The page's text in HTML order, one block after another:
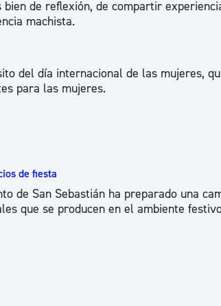
Turismo
Portal de transparencia
de reflexión, de compartir
machista.
del día internacional de las mujeres,
para las mujeres.
de fiesta
de San Sebastián ha preparado una
que se producen en el ambiente